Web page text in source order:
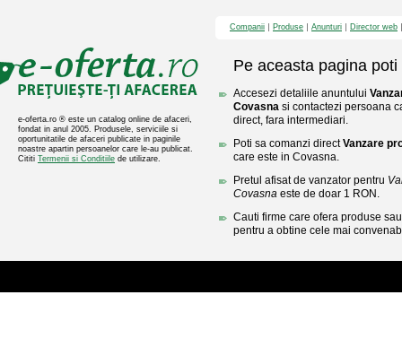
e-oferta.ro ® este un catalog online de afaceri,
fondat in anul 2005. Produsele, serviciile si
oportunitatile de afaceri publicate in paginile
noastre apartin persoanelor care le-au publicat.
Cititi Termenii si Conditiile de utilizare.
Companii Produse Anunturi Director web
Pe aceasta pagina poti
Accesezi detaliile anuntului
Covasna si contactezi persoana
direct, fara intermediari.
Poti sa comanzi directVanzare
care este in Covasna.
Pretul afisat de vanzator pentru
Covasna este de doar 1 RON.
Cauti firme care ofera produse
pentru a obtine cele mai